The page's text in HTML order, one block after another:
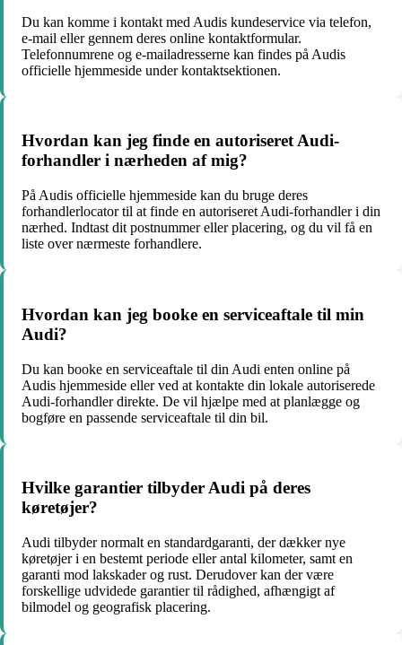
Du kan komme i kontakt med Audis kundeservice via telefon,
e-mail eller gennem deres online kontaktformular.
Telefonnumrene og e-mailadresserne kan findes på Audis
officielle hjemmeside under kontaktsektionen.
Hvordan kan jeg finde en autoriseret Audi-
forhandler i nærheden af mig?
På Audis officielle hjemmeside kan du bruge deres
forhandlerlocator til at finde en autoriseret Audi-forhandler i din
nærhed. Indtast dit postnummer eller placering, og du vil få en
liste over nærmeste forhandlere.
Hvordan kan jeg booke en serviceaftale til min
Audi?
Du kan booke en serviceaftale til din Audi enten online på
Audis hjemmeside eller ved at kontakte din lokale autoriserede
Audi-forhandler direkte. De vil hjælpe med at planlægge og
bogføre en passende serviceaftale til din bil.
Hvilke garantier tilbyder Audi på deres
køretøjer?
Audi tilbyder normalt en standardgaranti, der dækker nye
køretøjer i en bestemt periode eller antal kilometer, samt en
garanti mod lakskader og rust. Derudover kan der være
forskellige udvidede garantier til rådighed, afhængigt af
bilmodel og geografisk placering.